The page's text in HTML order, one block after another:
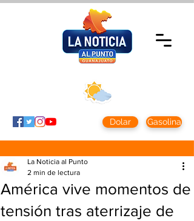
Dolar Gasolina
América vive momentos de
tensión tras aterrizaje de
La Noticia al Punto
2 min de lectura